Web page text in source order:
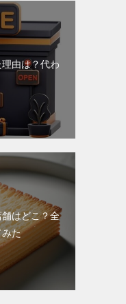
由は？代わ
はどこ？全
みた